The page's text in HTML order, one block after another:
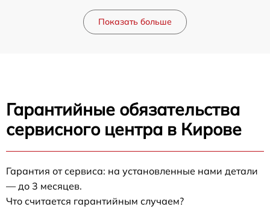
Показать больше
Гарантийные обязательства
сервисного центра в Кирове
Гарантия от сервиса: на установленные нами детали
— до 3 месяцев.
Что считается гарантийным случаем?